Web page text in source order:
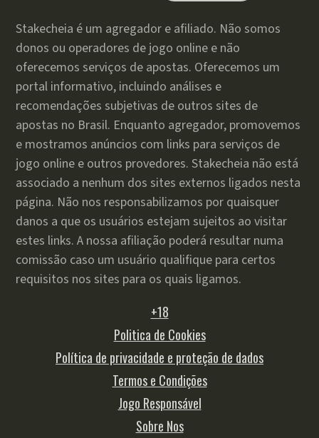
Stakecheia é um agregador e afiliado. Não somos
donos ou operadores de jogo online e não
oferecemos serviços de apostas. Oferecemos um
portal informativo, incluindo análises e
recomendações subjetivas de outros sites de
apostas no Brasil. Enquanto agregador, promovemos
e mostramos anúncios com links para serviços de
jogo online e outros provedores. Stakecheia não está
associado a nenhum dos sites externos ligados nesta
página. Não nos responsabilizamos por quaisquer
danos a que os usuários estejam sujeitos ao visitar
estes links. A nossa afiliação poderá resultar numa
comissão caso um usuário qualifique para certos
requisitos nos sites para os quais ligamos.
+18
Politica de Cookies
Política de privacidade e proteção de dados
Termos e Condições
Jogo Responsável
Sobre Nos